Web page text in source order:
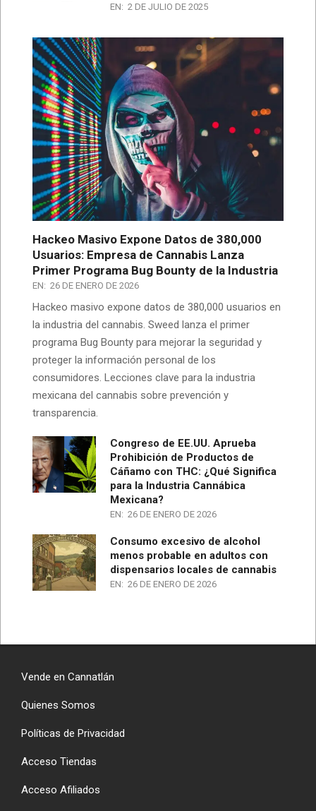
EN: 2 DE JULIO DE 2025
Hackeo Masivo Expone Datos de 380,000
Usuarios: Empresa de Cannabis Lanza
Primer Programa Bug Bounty de la Industria
EN: 26 DE ENERO DE 2026
Hackeo masivo expone datos de 380,000 usuarios en
la industria del cannabis. Sweed lanza el primer
programa Bug Bounty para mejorar la seguridad y
proteger la información personal de los
consumidores. Lecciones clave para la industria
mexicana del cannabis sobre prevención y
transparencia.
Congreso de EE.UU. Aprueba
Prohibición de Productos de
Cáñamo con THC: ¿Qué Significa
para la Industria Cannábica
Mexicana?
EN: 26 DE ENERO DE 2026
Consumo excesivo de alcohol
menos probable en adultos con
dispensarios locales de cannabis
EN: 26 DE ENERO DE 2026
Vende en Cannatlán
Quienes Somos
Políticas de Privacidad
Acceso Tiendas
Acceso Afiliados